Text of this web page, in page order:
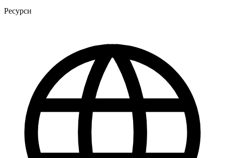
Ресурси